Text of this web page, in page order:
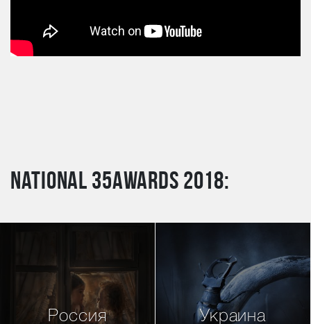
National 35AWARDS 2018:
Россия Украина